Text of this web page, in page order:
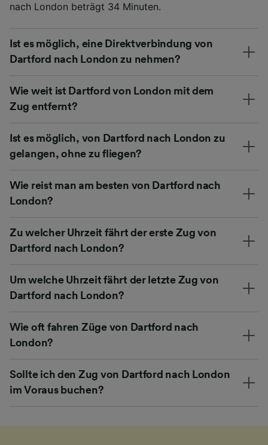
nach London beträgt 34 Minuten.
Ist es möglich, eine Direktverbindung von
Dartford nach London zu nehmen?
Wie weit ist Dartford von London mit dem
Zug entfernt?
Ist es möglich, von Dartford nach London zu
gelangen, ohne zu fliegen?
Wie reist man am besten von Dartford nach
London?
Zu welcher Uhrzeit fährt der erste Zug von
Dartford nach London?
Um welche Uhrzeit fährt der letzte Zug von
Dartford nach London?
Wie oft fahren Züge von Dartford nach
London?
Sollte ich den Zug von Dartford nach London
im Voraus buchen?